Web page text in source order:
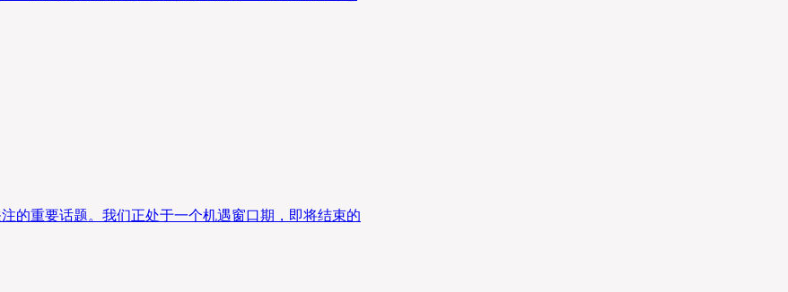
的重要话题。我们正处于一个机遇窗口期，即将结束的